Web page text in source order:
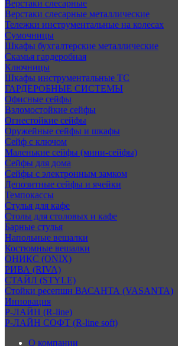
Верстаки слесарные
Верстаки слесарные металлические
Тележки инструментальные на колесах
Сумочницы
Шкафы бухгалтерские металлические
Скамья гардеробная
Ключницы
Шкафы инструментальные ТС
ГАРДЕРОБНЫЕ СИСТЕМЫ
Офисные сейфы
Взломостойкие сейфы
Огнестойкие сейфы
Оружейные сейфы и шкафы
Сейф с ключом
Маленькие сейфы (мини-сейфы)
Сейфы для дома
Сейфы с электронным замком
Депозитные сейфы и ячейки
Темпокассы
Стулья для кафе
Столы для столовых и кафе
Барные стулья
Напольные вешалки
Костюмные вешалки
ОНИКС (ONIX)
РИВА (RIVA)
СТАЙЛ (STYLE)
Стойки ресепшн ВАСАНТА (VASANTA)
Инновация
Р-ЛАЙН (R-line)
Р-ЛАЙН СОФТ (R-line soft)
О компании